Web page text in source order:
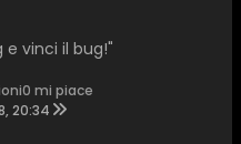
e vinci il bug!"
0 mi piace
20:34